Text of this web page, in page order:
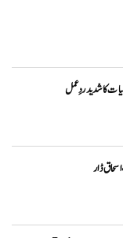
کا شدید ردِعمل
ڈار